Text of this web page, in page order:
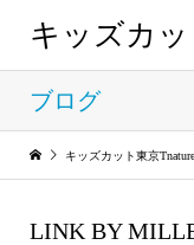
キッズカ
ブログ
キッズカット東京
LINK BY